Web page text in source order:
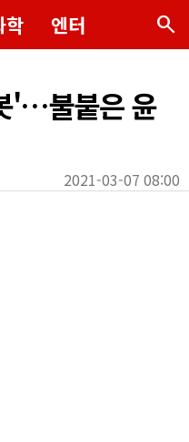
학 엔터 search
'…불붙은 윤
2021-03-07 08:00